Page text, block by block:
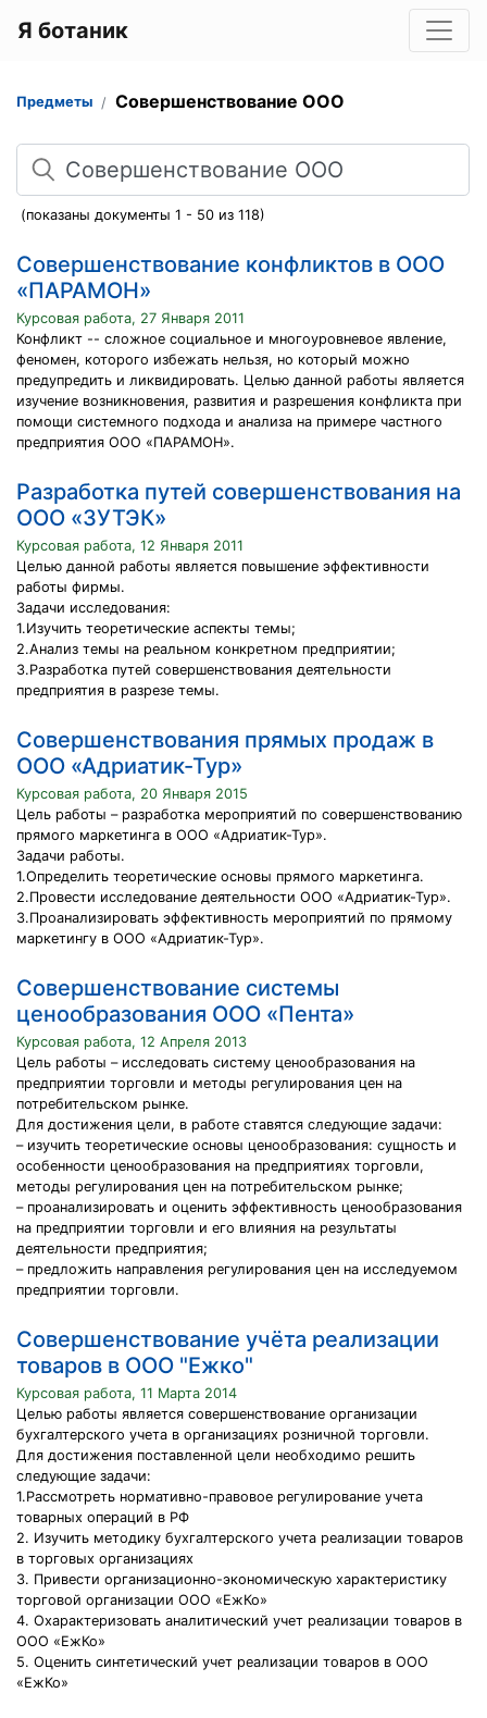
Я ботаник
Предметы Совершенствование ООО
Поиск
(показаны документы 1 - 50 из 118)
Совершенствование конфликтов в ООО
«ПАРАМОН»
Курсовая работа, 27 Января 2011
Конфликт -- сложное социальное и многоуровневое явление,
феномен, которого избежать нельзя, но который можно
предупредить и ликвидировать. Целью данной работы является
изучение возникновения, развития и разрешения конфликта при
помощи системного подхода и анализа на примере частного
предприятия ООО «ПАРАМОН».
Разработка путей совершенствования на
ООО «ЗУТЭК»
Курсовая работа, 12 Января 2011
Целью данной работы является повышение эффективности
работы фирмы.
Задачи исследования:
1.Изучить теоретические аспекты темы;
2.Анализ темы на реальном конкретном предприятии;
3.Разработка путей совершенствования деятельности
предприятия в разрезе темы.
Совершенствования прямых продаж в
ООО «Адриатик-Тур»
Курсовая работа, 20 Января 2015
Цель работы – разработка мероприятий по совершенствованию
прямого маркетинга в ООО «Адриатик-Тур».
Задачи работы.
1.Определить теоретические основы прямого маркетинга.
2.Провести исследование деятельности ООО «Адриатик-Тур».
3.Проанализировать эффективность мероприятий по прямому
маркетингу в ООО «Адриатик-Тур».
Совершенствование системы
ценообразования ООО «Пента»
Курсовая работа, 12 Апреля 2013
Цель работы – исследовать систему ценообразования на
предприятии торговли и методы регулирования цен на
потребительском рынке.
Для достижения цели, в работе ставятся следующие задачи:
– изучить теоретические основы ценообразования: сущность и
особенности ценообразования на предприятиях торговли,
методы регулирования цен на потребительском рынке;
– проанализировать и оценить эффективность ценообразования
на предприятии торговли и его влияния на результаты
деятельности предприятия;
– предложить направления регулирования цен на исследуемом
предприятии торговли.
Совершенствование учёта реализации
товаров в ООО "Ежко"
Курсовая работа, 11 Марта 2014
Целью работы является совершенствование организации
бухгалтерского учета в организациях розничной торговли.
Для достижения поставленной цели необходимо решить
следующие задачи:
1.Рассмотреть нормативно-правовое регулирование учета
товарных операций в РФ
2. Изучить методику бухгалтерского учета реализации товаров
в торговых организациях
3. Привести организационно-экономическую характеристику
торговой организации ООО «ЕжКо»
4. Охарактеризовать аналитический учет реализации товаров в
ООО «ЕжКо»
5. Оценить синтетический учет реализации товаров в ООО
«ЕжКо»